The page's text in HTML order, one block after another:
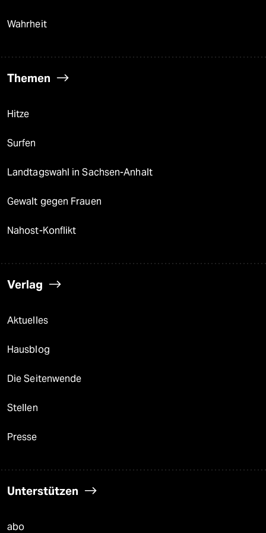
Wahrheit
Themen
Hitze
Surfen
Landtagswahl in Sachsen-Anhalt
Gewalt gegen Frauen
Nahost-Konflikt
Verlag
Aktuelles
Hausblog
Die Seitenwende
Stellen
Presse
Unterstützen
abo